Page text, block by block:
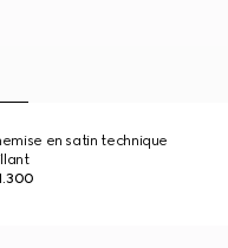
en satin technique